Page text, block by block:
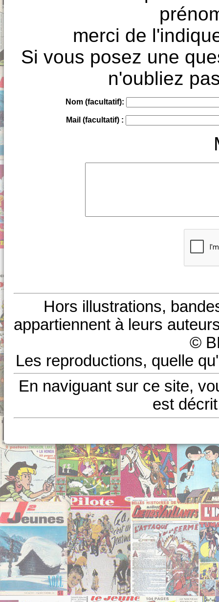
merci de
Si vous posez une
n'oubliez
Nom (facultatif):
Mail (facultatif) :
Hors illustrations,
appartiennent à leurs
©
Les reproductions, quelle
En naviguant sur ce site,
est